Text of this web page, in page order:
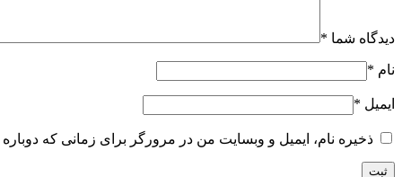
دیدگاه شما *
نام *
ایمیل *
ذخیره نام، ایمیل و وبسایت من در مرورگر برای زمانی که